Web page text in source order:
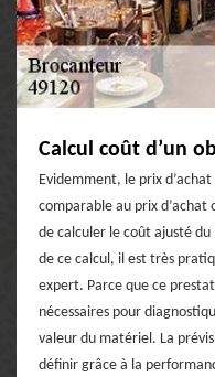
Calcul coût d’un
Evidemment, le prix
comparable au prix d’achat
de calculer le coût ajusté
de ce calcul, il est très
expert. Parce que ce
nécessaires pour
valeur du matériel. La
définir grâce à la